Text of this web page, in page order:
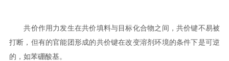
共价作用力发生在共价填料与目标化合物之间，共价键不易被
打断，但有的官能团形成的共价键在改变溶剂环境的条件下是可逆
的，如苯硼酸基。